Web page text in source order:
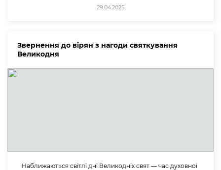
29.04.2025
Звернення до вірян з нагоди святкування
Великодня
Наближаються світлі дні Великодніх свят — час духовної